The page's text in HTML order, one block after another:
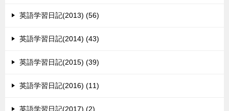
英語学習日記(2013) (56)
英語学習日記(2014) (43)
英語学習日記(2015) (39)
英語学習日記(2016) (11)
英語学習日記(2017) (2)